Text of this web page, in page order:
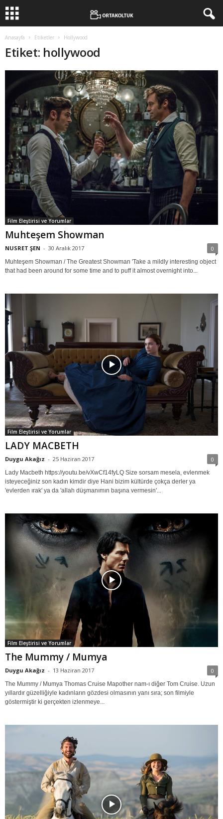
Anasayfa Etiketler Hollywood
Etiket: hollywood
Film Eleştirisi ve Yorumlar
Muhteşem Showman
NUSRET ŞEN - 30 Aralık 2017 0
Muhteşem Showman / The Greatest Showman 'Take a mildly interesting object
that had been around for some time and to puff it almost overnight into...
Film Eleştirisi ve Yorumlar
LADY MACBETH
Duygu Akağız - 25 Haziran 2017 0
Lady Macbeth https://youtu.be/vXwCf14fyLQ Size sorsam mesela, evlenmek
isteyeceğiniz son kadın kimdir diye Hani bizim kültürde çokça derler ya
'evlerden ırak' ya da 'allah düşmanımın başına vermesin'...
Film Eleştirisi ve Yorumlar
The Mummy / Mumya
Duygu Akağız - 13 Haziran 2017 0
The Mummy / Mumya Thomas Cruise Mapother nam-ı diğer Tom Cruise. Uzun
yıllardır güzelliğiyle kadınların gözdesi olmasının yanı sıra; son filmiyle
göstermiştir ki gerçekten izlenmeye...